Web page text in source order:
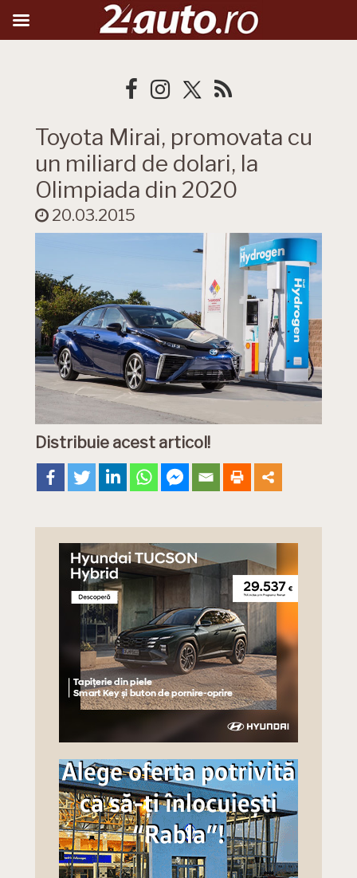
Toyota Mirai, promovata cu
un miliard de dolari, la
Olimpiada din 2020
20.03.2015
Distribuie acest articol!